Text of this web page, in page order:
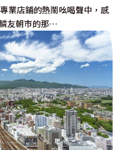
業店鋪的熱鬧吆喝聲中，感
友朝市的那…